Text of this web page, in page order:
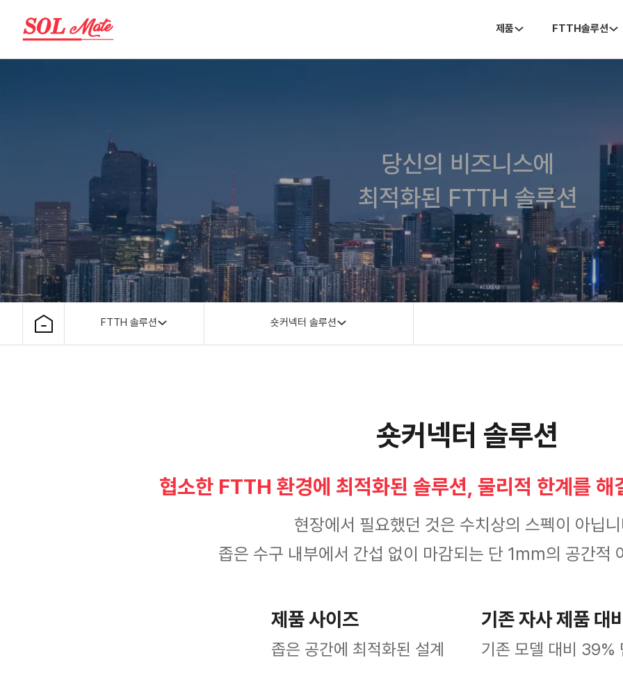
제품 FTTH솔루션
당신의 비즈니스에
최적화된 FTTH 솔루션
FTTH 솔루션 숏커넥터 솔루션
숏커넥터 솔루션
협소한 FTTH 환경에 최적화된 솔루션, 물리적 한계를
현장에서 필요했던 것은 수치상의 스펙이 아닙
좁은 수구 내부에서 간섭 없이 마감되는 단 1mm의 공간적
제품 사이즈
좁은 공간에 최적화된 설계
기존 자사 제품 대
기존 모델 대비 39%